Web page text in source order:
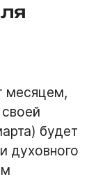
месяцем,
будет
духовного